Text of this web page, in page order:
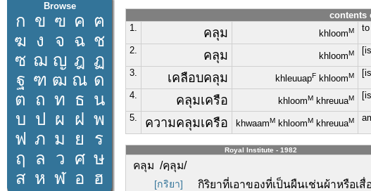
Browse
ก ข ฃ ค ฅ
ฆ ง จ ฉ ช
ซ ฌ ญ ฎ ฏ
ฐ ฑ ฒ ณ ด
ต ถ ท ธ น
บ ป ผ ฝ พ
ฟ ภ ม ย
ร
ฤ
ล ว ศ ษ
ส ห ฬ อ ฮ
contents
1.
คลุม khloomM
2. คลุม khloomM
3. เคลือบคลุม khleuuapF khloomM
4. คลุมเครือ khloomM khreuuaM
5. ความคลุมเครือ khwaamM khloomM khreuuaM
Royal Institute - 1982
คลุม /คฺลุม/
[กริยา] กิริยาที่เอาของที่เป็นผืนเช่นผ้าหรือเสื่